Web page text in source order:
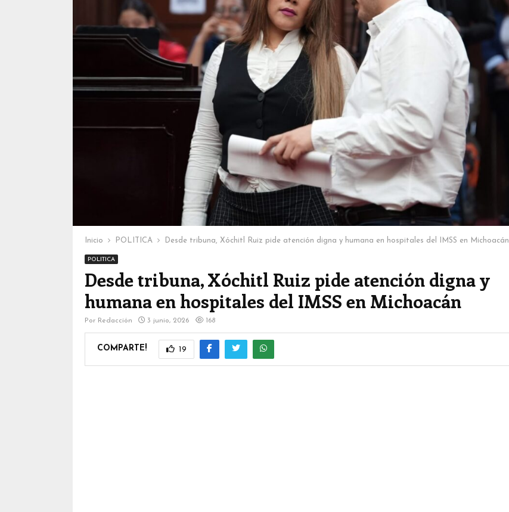
Inicio POLITICA Desde tribuna, Xóchitl Ruiz pide atención digna y humana en hospitales del IMSS en Michoacán
POLITICA
Desde tribuna, Xóchitl Ruiz pide atención digna y
humana en hospitales del IMSS en Michoacán
Por Redacción 3 junio, 2026 168
COMPARTE! 19